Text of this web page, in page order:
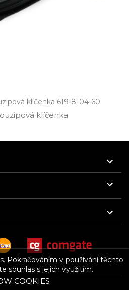
klíčenka 619-8104-60
klíčenka



Pokračováním v používání těchto
souhlas s jejich využitím.
COOKIES